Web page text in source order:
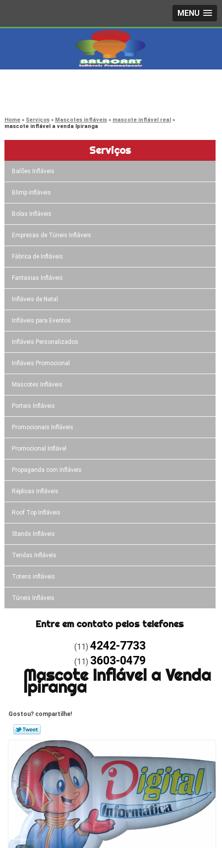
MENU
Home Serviços Mascotes infláveis
mascote inflável real
mascote inflável a venda Ipiranga
Serviços
Balões Infláveis
Blimp infláveis
Bolas Infláveis
Empresas de Túneis Infláveis
Fábrica de Infláveis
Fantasias Infláveis
Infláveis de Natal
Infláveis para Eventos
Infláveis Personalizados
Infláveis Promocional
Mascotes Infláveis
Portais Infláveis
Promocionais Infláveis
Promocional Inflável
Propaganda com Infláveis
Réplicas Infláveis
Roof Top Infláveis
Stands Infláveis
Tendas Infláveis
Totens infláveis
Túneis Infláveis
Entre em contato pelos telefones
(11) 4242-7733
(11) 3603-0479
Mascote Inflável a Venda
Ipiranga
Gostou? compartilhe!